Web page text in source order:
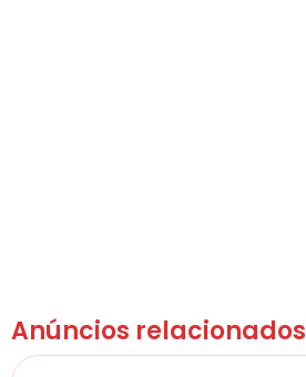
Anúncios relacionados